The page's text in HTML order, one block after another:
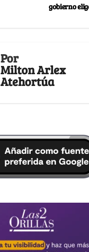
gobierno
Por
Milton Arlex
Atehortúa